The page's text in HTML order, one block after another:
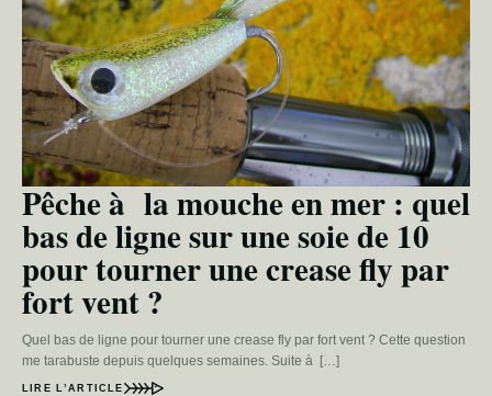
Pêche à la mouche en mer : quel
bas de ligne sur une soie de 10
pour tourner une crease fly par
fort vent ?
Quel bas de ligne pour tourner une crease fly par fort vent ? Cette question
me tarabuste depuis quelques semaines. Suite à […]
LIRE L’ARTICLE